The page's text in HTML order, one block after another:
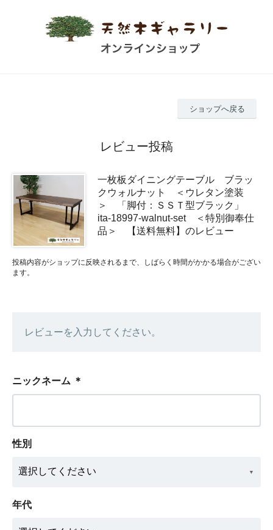
ショップへ戻る
レビュー投稿
一枚板ダイニングテーブル ブラッ
クウォルナット ＜ウレタン塗装
＞ 「脚付：ＳＳＴ型ブラック」
ita-18997-walnut-set ＜特別御奉仕
品＞ 【送料無料】のレビュー
投稿内容がショップに反映されるまで、しばらく時間がかかる場合がござい
ます。
レビューを入力してください。
ニックネーム ＊
性別
年代